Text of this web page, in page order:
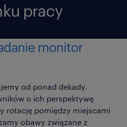
pracy
monitor
od ponad dekady.
o ich perspektywę
rotację pomiędzy miejscami
obawy związane z